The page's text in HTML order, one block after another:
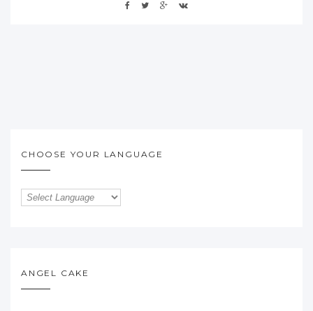
CHOOSE YOUR LANGUAGE
ANGEL CAKE